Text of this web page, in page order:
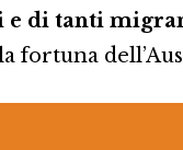
e di tanti
fortuna